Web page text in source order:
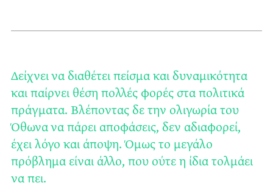
Δείχνει να διαθέτει πείσμα και δυναμικότητα
και παίρνει θέση πολλές φορές στα πολιτικά
πράγματα. Βλέποντας δε την ολιγωρία του
Όθωνα να πάρει αποφάσεις, δεν αδιαφορεί,
έχει λόγο και άποψη. Όμως το μεγάλο
πρόβλημα είναι άλλο, που ούτε η ίδια τολμάει
να πει.